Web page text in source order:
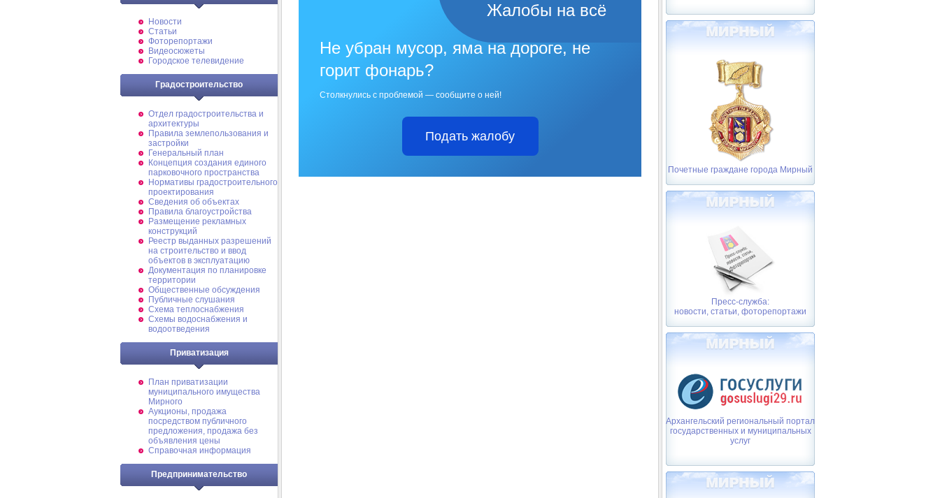
Новости
Статьи
Фоторепортажи
Видеосюжеты
Городское телевидение
Градостроительство
Отдел градостроительства и
архитектуры
Правила землепользования и
застройки
Генеральный план
Концепция создания единого
парковочного пространства
Нормативы градостроительного
проектирования
Сведения об объектах
Правила благоустройства
Размещение рекламных
конструкций
Реестр выданных разрешений
на строительство и ввод
объектов в эксплуатацию
Документация по планировке
территории
Общественные обсуждения
Публичные слушания
Схема теплоснабжения
Схемы водоснабжения и
водоотведения
Приватизация
План приватизации
муниципального имущества
Мирного
Аукционы, продажа
посредством публичного
предложения, продажа без
объявления цены
Справочная информация
Предпринимательство
Жалобы на всё
Не убран мусор, яма на дороге, не
горит фонарь?
Столкнулись с проблемой — сообщите о ней!
Подать жалобу
Почетные граждане города Мирный
Пресс-служба:
новости, статьи, фоторепортажи
Архангельский региональный портал
государственных и муниципальных
услуг